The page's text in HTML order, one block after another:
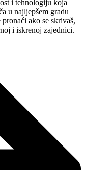
i tehnologiju koja
u najljepšem gradu
pronaći ako se skrivaš,
i iskrenoj zajednici.